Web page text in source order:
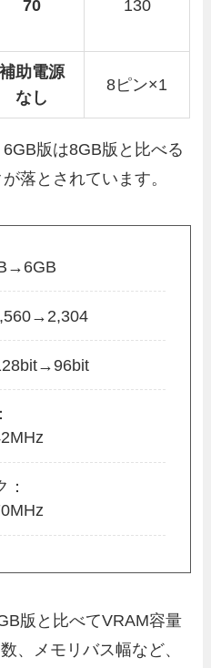
70 130
補助電源
なし
8ピン×1
版は8GB版と比べる
落とされています。
版と比べてVRAM容量
、メモリバス幅など、